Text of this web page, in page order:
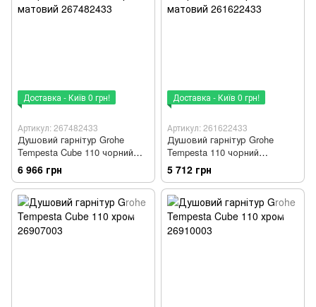
Доставка - Київ 0 грн!
Артикул: 267482433
Душовий гарнітур Grohe
Tempesta Cube 110 чорний
матовий 267482433
6 966 грн
Доставка - Київ 0 грн!
Артикул: 261622433
Душовий гарнітур Grohe
Tempesta 110 чорний
матовий 261622433
5 712 грн